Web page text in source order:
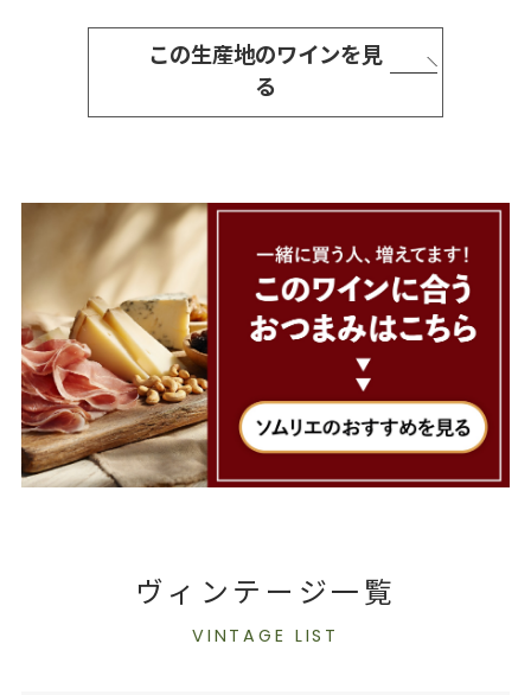
この生産地のワインを見
る
ヴィンテージ一覧
VINTAGE LIST